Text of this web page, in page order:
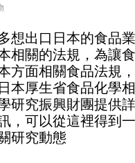
想出口日本的食品
相關的法規，為讓
方面相關食品法規
本厚生省食品化學
研究振興財團提供
，可以從這裡得到
研究動態